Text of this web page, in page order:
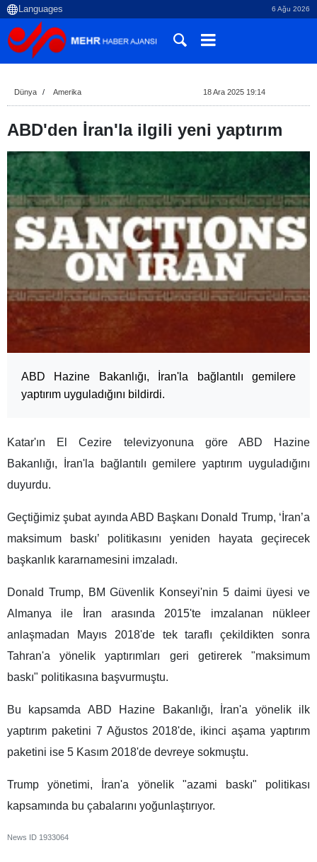
6 Ağu 2026
Dünya Amerika 18 Ara 2025 19:14
ABD'den İran'la ilgili yeni yaptırım
ABD Hazine Bakanlığı, İran'la bağlantılı gemilere
yaptırım uyguladığını bildirdi.
Katar'ın El Cezire televizyonuna göre ABD Hazine
Bakanlığı, İran'la bağlantılı gemilere yaptırım uyguladığını
duyurdu.
Geçtiğimiz şubat ayında ABD Başkanı Donald Trump, ‘İran’a
maksimum baskı’ politikasını yeniden hayata geçirecek
başkanlık kararnamesini imzaladı.
Donald Trump, BM Güvenlik Konseyi'nin 5 daimi üyesi ve
Almanya ile İran arasında 2015'te imzalanan nükleer
anlaşmadan Mayıs 2018'de tek taraflı çekildikten sonra
Tahran'a yönelik yaptırımları geri getirerek "maksimum
baskı" politikasına başvurmuştu.
Bu kapsamda ABD Hazine Bakanlığı, İran'a yönelik ilk
yaptırım paketini 7 Ağustos 2018'de, ikinci aşama yaptırım
paketini ise 5 Kasım 2018'de devreye sokmuştu.
Trump yönetimi, İran'a yönelik "azami baskı" politikası
kapsamında bu çabalarını yoğunlaştırıyor.
News ID 1933064